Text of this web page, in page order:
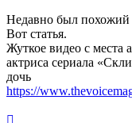
Недавно был похожий
Вот статья.
Жуткое видео с места
актриса сериала
дочь
https://